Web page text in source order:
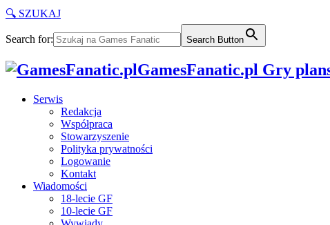
🔍 SZUKAJ
Search for: Search Button
GamesFanatic.pl Gry
Serwis
Redakcja
Współpraca
Stowarzyszenie
Polityka prywatności
Logowanie
Kontakt
Wiadomości
18-lecie GF
10-lecie GF